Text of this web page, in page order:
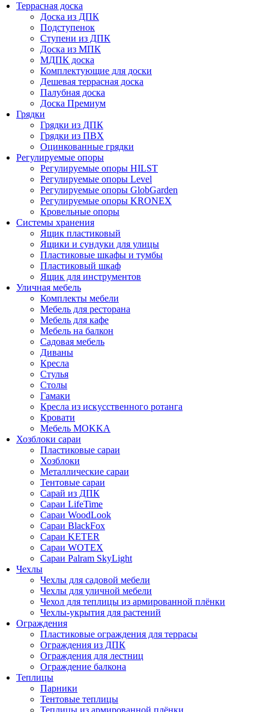
Террасная доска
Доска из ДПК
Подступенок
Ступени из ДПК
Доска из МПК
МДПК доска
Комплектующие для доски
Дешевая террасная доска
Палубная доска
Доска Премиум
Грядки
Грядки из ДПК
Грядки из ПВХ
Оцинкованные грядки
Регулируемые опоры
Регулируемые опоры HILST
Регулируемые опоры Level
Регулируемые опоры GlobGarden
Регулируемые опоры KRONEX
Кровельные опоры
Системы хранения
Ящик пластиковый
Ящики и сундуки для улицы
Пластиковые шкафы и тумбы
Пластиковый шкаф
Ящик для инструментов
Уличная мебель
Комплекты мебели
Мебель для ресторана
Мебель для кафе
Мебель на балкон
Садовая мебель
Диваны
Кресла
Стулья
Столы
Гамаки
Кресла из искусственного ротанга
Кровати
Мебель MOKKA
Хозблоки сараи
Пластиковые сараи
Хозблоки
Металлические сараи
Тентовые сараи
Сарай из ДПК
Cараи LifeTime
Cараи WoodLook
Сараи BlackFox
Сараи KETER
Сараи WOTEX
Сараи Palram SkyLight
Чехлы
Чехлы для садовой мебели
Чехлы для уличной мебели
Чехол для теплицы из армированной плёнки
Чехлы-укрытия для растений
Ограждения
Пластиковые ограждения для террасы
Ограждения из ДПК
Ограждения для лестниц
Ограждение балкона
Теплицы
Парники
Тентовые теплицы
Теплицы из армированной плёнки